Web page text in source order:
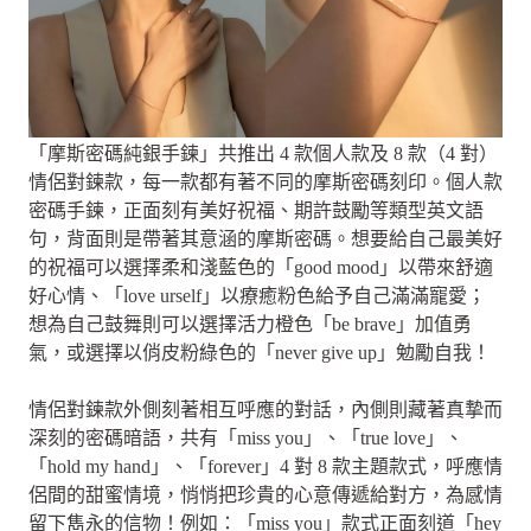
「摩斯密碼純銀手鍊」共推出 4 款個人款及 8 款（4 對）
情侶對鍊款，每一款都有著不同的摩斯密碼刻印。個人款
密碼手鍊，正面刻有美好祝福、期許鼓勵等類型英文語
句，背面則是帶著其意涵的摩斯密碼。想要給自己最美好
的祝福可以選擇柔和淺藍色的「good mood」以帶來舒適
好心情、「love urself」以療癒粉色給予自己滿滿寵愛；
想為自己鼓舞則可以選擇活力橙色「be brave」加值勇
氣，或選擇以俏皮粉綠色的「never give up」勉勵自我！
情侶對鍊款外側刻著相互呼應的對話，內側則藏著真摯而
深刻的密碼暗語，共有「miss you」、「true love」、
「hold my hand」、「forever」4 對 8 款主題款式，呼應情
侶間的甜蜜情境，悄悄把珍貴的心意傳遞給對方，為感情
留下雋永的信物！例如：「miss you」款式正面刻道「hey